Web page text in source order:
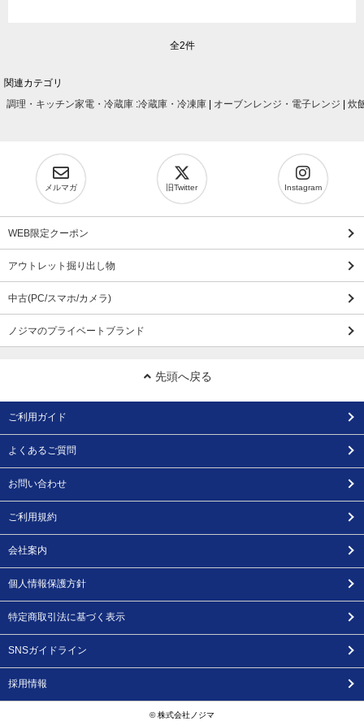
全2件
関連カテゴリ
調理・キッチン家電・冷蔵庫 :冷蔵庫・冷凍庫 オーブンレンジ・電子レンジ 炊
メルマガ 旧Twitter Instagram
WEB限定クーポン
アウトレット掘り出し物
中古(PC/スマホ/カメラ)
ノジマのプライベートブランド
先頭へ戻る
ご利用ガイド
よくあるご質問
お問い合わせ
ご利用規約
会社案内
個人情報保護方針
特定商取引法に基づく表示
SNSガイドライン
採用情報
© 株式会社ノジマ